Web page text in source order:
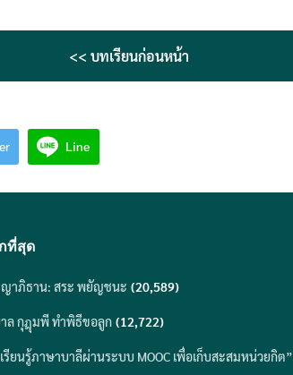
<< บทเรียนก่อนหน้า
Line
ที่สุด
าภิธาน: สระ พยัญชนะ (20,589)
ล กุฎุมพี ทำพิธีขอลูก (12,722)
ยนรู้ภาษาบาลีผ่านระบบ MOOC เพื่อเก็บสะสมหน่วยกิต”